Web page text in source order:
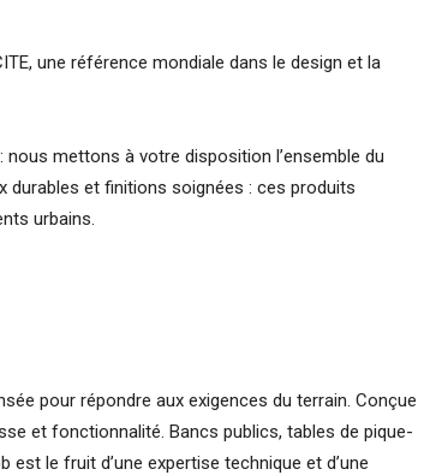
une référence mondiale dans le design et la
nous mettons à votre disposition l’ensemble du
durables et finitions soignées : ces produits
urbains.
pour répondre aux exigences du terrain. Conçue
et fonctionnalité. Bancs publics, tables de pique-
le fruit d’une expertise technique et d’une